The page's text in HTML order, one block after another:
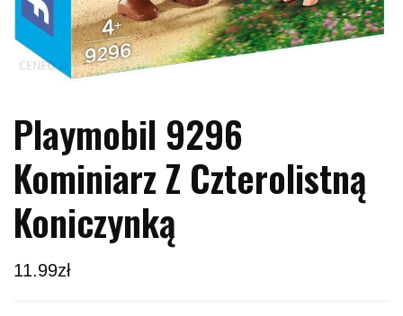
Playmobil 9296
Kominiarz Z Czterolistną
Koniczynką
11.99zł